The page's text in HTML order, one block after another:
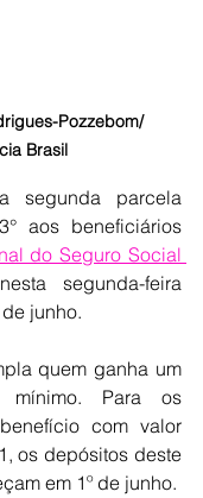
Pozzebom/
Brasil
segunda parcela
aos beneficiários
do Seguro Social
segunda-feira
junho.
quem ganha um
Para os
com valor
os depósitos deste
em 1º de junho.